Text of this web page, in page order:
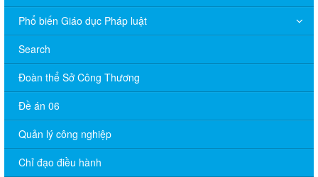
Phổ biến Giáo dục Pháp luật
Search
Đoàn thể Sở Công Thương
Đề án 06
Quản lý công nghiệp
Chỉ đạo điều hành